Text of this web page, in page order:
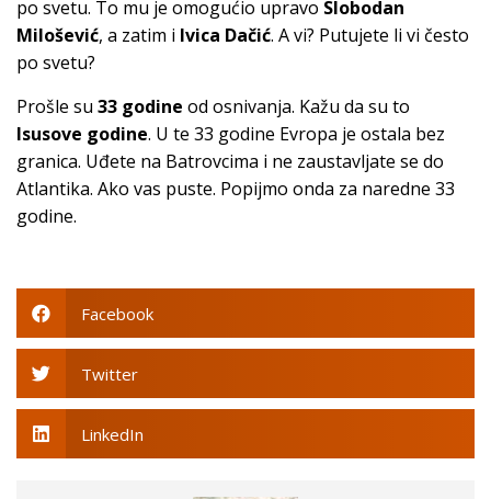
po svetu. To mu je omogućio upravo Slobodan
Milošević, a zatim i Ivica Dačić. A vi? Putujete li vi često
po svetu?
Prošle su 33 godine od osnivanja. Kažu da su to
Isusove godine. U te 33 godine Evropa je ostala bez
granica. Uđete na Batrovcima i ne zaustavljate se do
Atlantika. Ako vas puste. Popijmo onda za naredne 33
godine.
Facebook
Twitter
LinkedIn